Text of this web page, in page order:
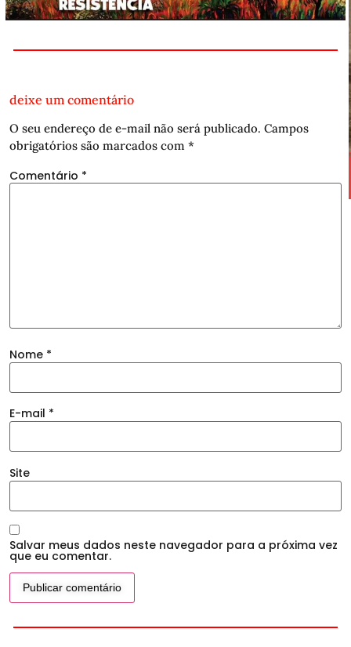
deixe um comentário
O seu endereço de e-mail não será publicado. Campos
obrigatórios são marcados com *
Comentário *
Nome *
E-mail *
Site
Salvar meus dados neste navegador para a próxima vez
que eu comentar.